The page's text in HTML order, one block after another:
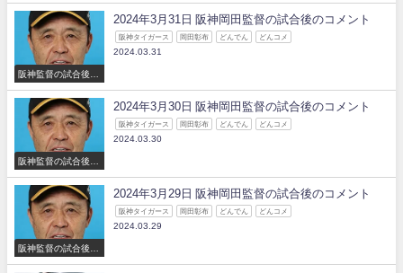
阪神監督の試合後の
2024年3月31日 阪神岡田監督の試合後のコメント
阪神タイガース 岡田彰布 どんでん どんコメ
2024.03.31
阪神監督の試合後の
2024年3月30日 阪神岡田監督の試合後のコメント
阪神タイガース 岡田彰布 どんでん どんコメ
2024.03.30
阪神監督の試合後の
2024年3月29日 阪神岡田監督の試合後のコメント
阪神タイガース 岡田彰布 どんでん どんコメ
2024.03.29